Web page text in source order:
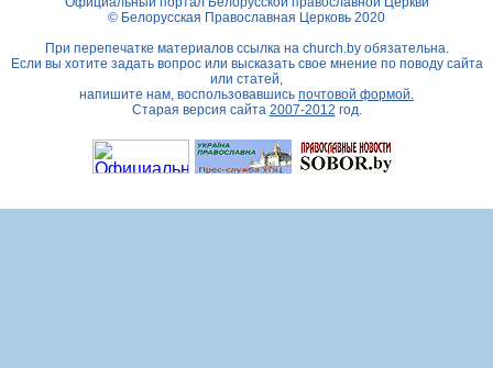
© Белорусская Православная Церковь 2020
При перепечатке материалов ссылка на church.byобязательна.
Если вы хотите задать вопрос или высказать свое мнение по поводу сайта
или статей,
напишите нам, воспользовавшись почтовой формой.
Старая версия сайта 2007-2012 год.